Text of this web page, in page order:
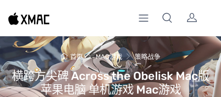
首页 MAC游戏 策略战争
横跨方尖碑 Across the Obelisk Mac版
苹果电脑 单机游戏 Mac游戏